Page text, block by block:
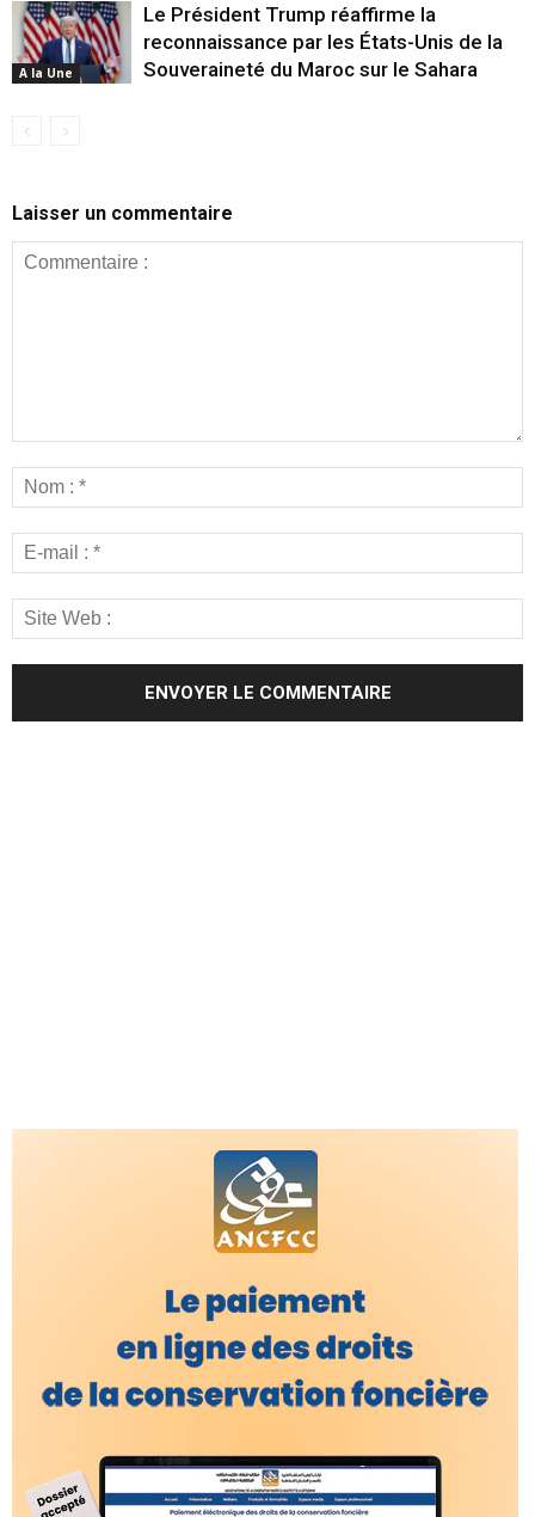
A la Une
Le Président Trump réaffirme la
reconnaissance par les États-Unis de la
Souveraineté du Maroc sur le Sahara
Laisser un commentaire